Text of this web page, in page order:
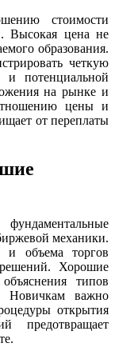
стоимости
Высокая цена не
образования.
четкую
и потенциальной
на рынке и
цены и
от переплаты
механики.
и объема торгов
Хорошие
типов
Новичкам важно
открытия
предотвращает